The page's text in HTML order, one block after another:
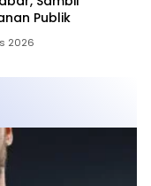
Publik
2026